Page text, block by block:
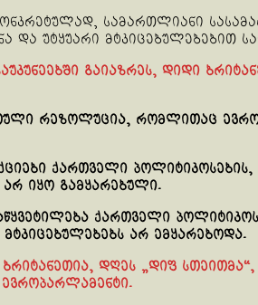
სამართლიანი
უტყუარი მტკიცებულებებით
გაიაზრეს, დიდი
რეზოლუცია, რომლითაც
ქართველი პოლიტიკოსების,
იყო გამყარებული.
ქართველი
არ ემყარებოდა.
დღეს „დიფ